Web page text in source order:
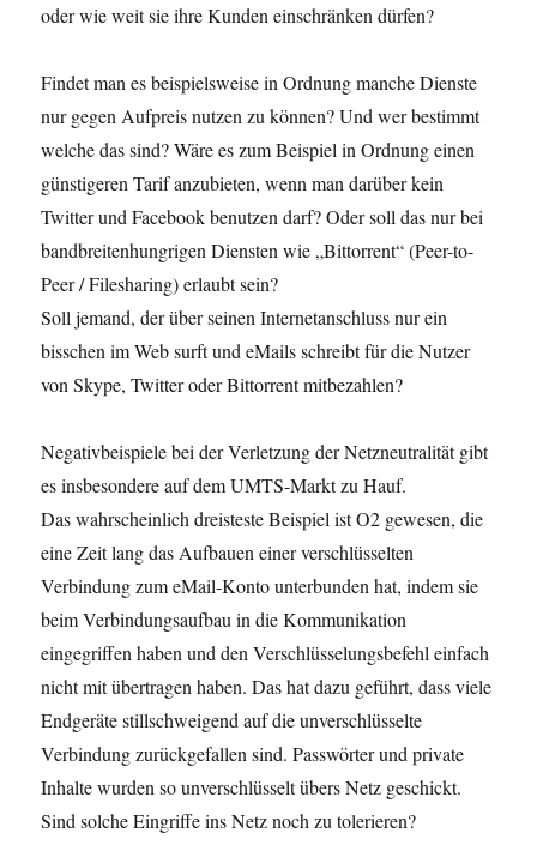
oder wie weit sie ihre Kunden einschränken dürfen?
Findet man es beispielsweise in Ordnung manche Dienste
nur gegen Aufpreis nutzen zu können? Und wer bestimmt
welche das sind? Wäre es zum Beispiel in Ordnung einen
günstigeren Tarif anzubieten, wenn man darüber kein
Twitter und Facebook benutzen darf? Oder soll das nur bei
bandbreitenhungrigen Diensten wie „Bittorrent“ (Peer-to-
Peer / Filesharing) erlaubt sein?
Soll jemand, der über seinen Internetanschluss nur ein
bisschen im Web surft und eMails schreibt für die Nutzer
von Skype, Twitter oder Bittorrent mitbezahlen?
Negativbeispiele bei der Verletzung der Netzneutralität gibt
es insbesondere auf dem UMTS-Markt zu Hauf.
Das wahrscheinlich dreisteste Beispiel ist O2 gewesen, die
eine Zeit lang das Aufbauen einer verschlüsselten
Verbindung zum eMail-Konto unterbunden hat, indem sie
beim Verbindungsaufbau in die Kommunikation
eingegriffen haben und den Verschlüsselungsbefehl einfach
nicht mit übertragen haben. Das hat dazu geführt, dass viele
Endgeräte stillschweigend auf die unverschlüsselte
Verbindung zurückgefallen sind. Passwörter und private
Inhalte wurden so unverschlüsselt übers Netz geschickt.
Sind solche Eingriffe ins Netz noch zu tolerieren?